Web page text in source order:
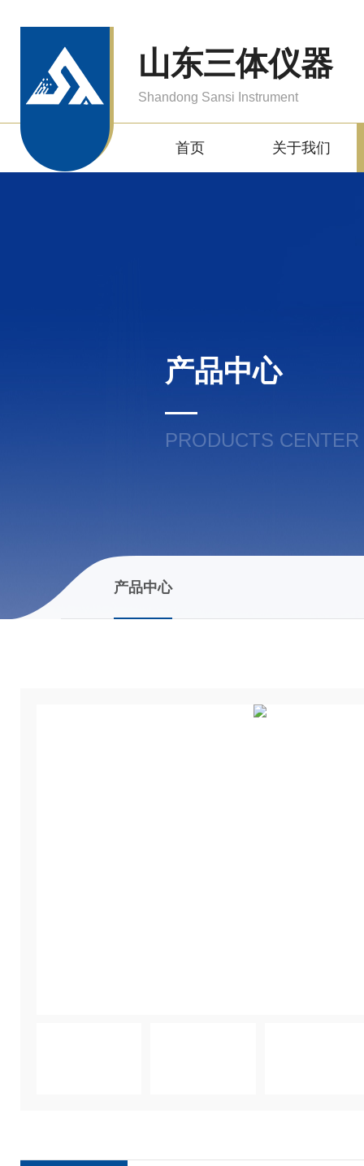
山东三体仪器
Shandong Sansi Instrument
首页 关于我们
产品中心
PRODUCTS CENTER
产品中心